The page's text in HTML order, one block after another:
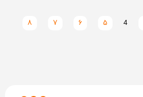
4
5
6
7
8